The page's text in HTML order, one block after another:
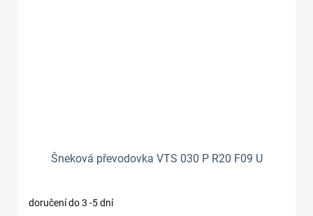
Šneková převodovka VTS 030 P R20 F09 U
doručení do 3 -5 dní